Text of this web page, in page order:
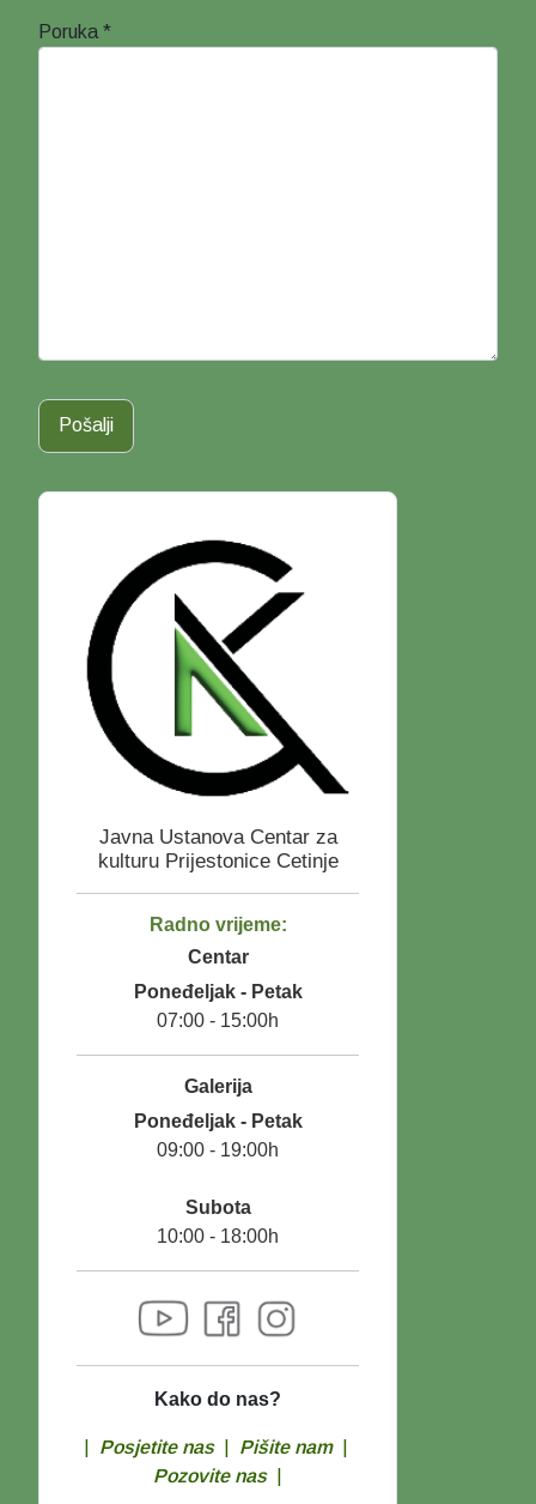
Javna Ustanova Centar za
kulturu Prijestonice Cetinje
Radno vrijeme:
Centar
Poneđeljak - Petak
07:00 - 15:00h
Galerija
Poneđeljak - Petak
09:00 - 19:00h
Subota
10:00 - 18:00h
Kako do nas?
Posjetite nas| Pišite nam
Pozovite nas
Poruka*
Pošalji